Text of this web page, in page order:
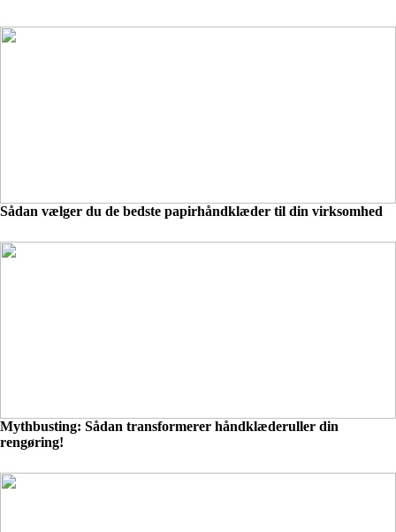
Sådan vælger du de bedste papirhåndklæder til din virksomhed
Mythbusting: Sådan transformerer håndklæderuller din
rengøring!